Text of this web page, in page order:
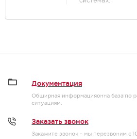
Документация
Обширная информацияонна база по
ситуациям.
Заказать звонок
Закажите звонок – мы перезвоним с